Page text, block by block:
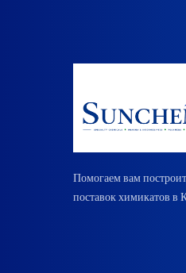
Помогаем вам
поставок химикатов в